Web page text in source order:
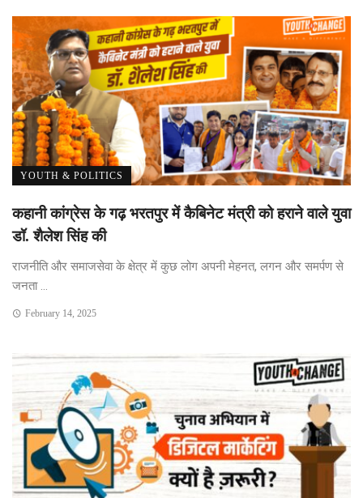
YOUTH & POLITICS
कहानी कांग्रेस के गढ़ भरतपुर में कैबिनेट मंत्री को हराने वाले युवा
डॉ. शैलेश सिंह की
राजनीति और समाजसेवा के क्षेत्र में कुछ लोग अपनी मेहनत, लगन और समर्पण से
जनता ...
February 14, 2025